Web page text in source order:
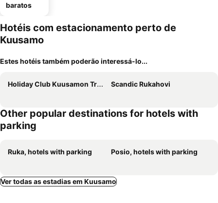
baratos
Hotéis com estacionamento perto de
Kuusamo
Estes hotéis também poderão interessá-lo...
Holiday Club Kuusamon Tropiikki Scandic Rukahovi
Other popular destinations for hotels with
parking
Ruka, hotels with parking Posio, hotels with parking
Ver todas as estadias em Kuusamo